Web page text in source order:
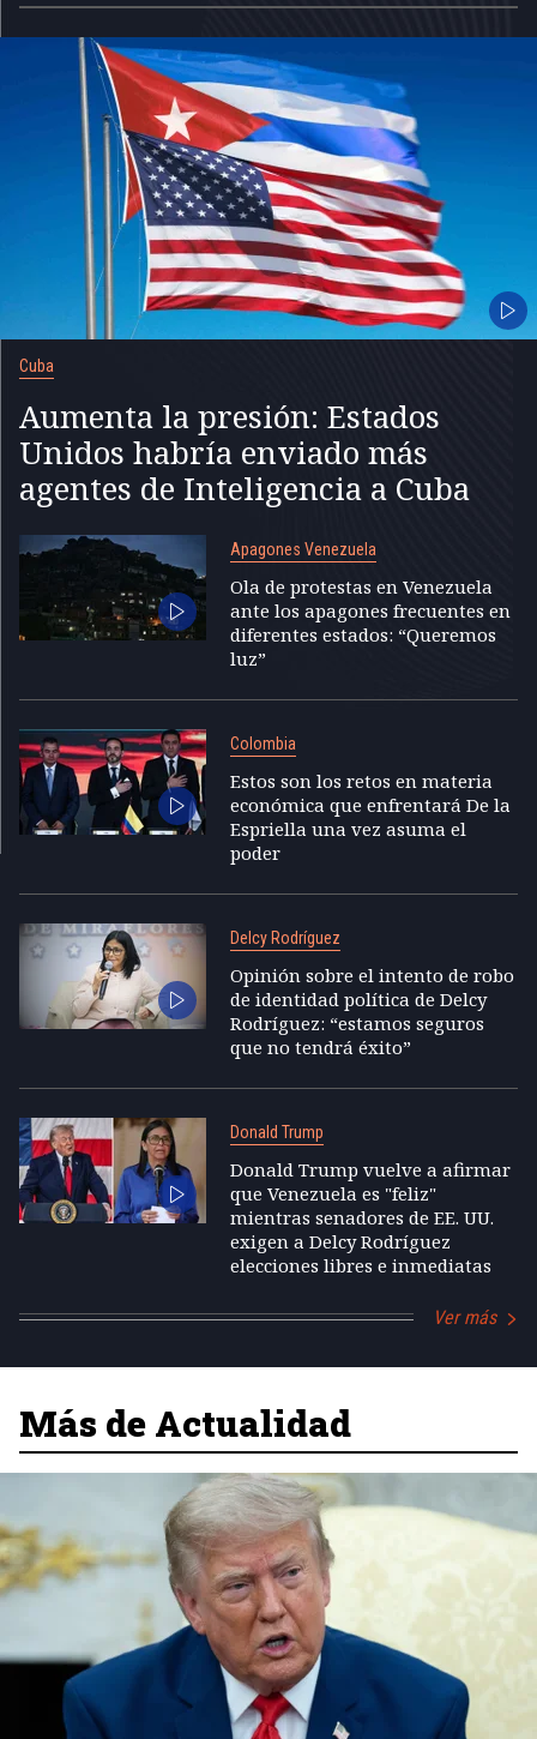
Cuba
Aumenta la presión: Estados
Unidos habría enviado más
agentes de Inteligencia a Cuba
Apagones Venezuela
Ola de protestas en Venezuela
ante los apagones frecuentes en
diferentes estados: “Queremos
luz”
Colombia
Estos son los retos en materia
económica que enfrentará De la
Espriella una vez asuma el
poder
Delcy Rodríguez
Opinión sobre el intento de robo
de identidad política de Delcy
Rodríguez: “estamos seguros
que no tendrá éxito”
Donald Trump
Donald Trump vuelve a afirmar
que Venezuela es "feliz"
mientras senadores de EE. UU.
exigen a Delcy Rodríguez
elecciones libres e inmediatas
Ver más
Más de Actualidad